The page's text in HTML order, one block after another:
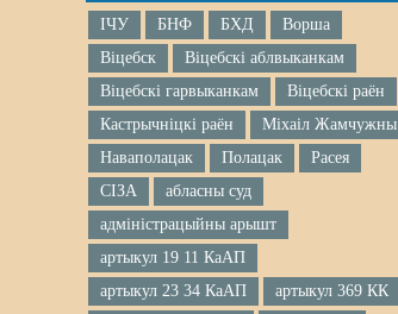
ІЧУ БНФ БХД
Ворша
Віцебск
Віцебскі аблвыканкам
Віцебскі гарвыканкам
Віцебскі раён
Кастрычніцкі раён
Міхаіл Жамчужны
Наваполацак
Полацак
Расея
СІЗА
абласны суд
адміністрацыйны арышт
артыкул 19 11 КаАП
артыкул 23 34 КаАП
артыкул 369 КК